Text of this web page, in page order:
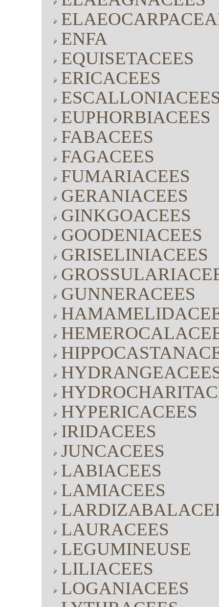
ENFA
EQUISETACEES
ERICACEES
EUPHORBIACEES
FABACEES
FAGACEES
FUMARIACEES
GERANIACEES
GINKGOACEES
GOODENIACEES
GRISELINIACEES
GUNNERACEES
HYPERICACEES
IRIDACEES
JUNCACEES
LABIACEES
LAMIACEES
LAURACEES
LEGUMINEUSE
LILIACEES
LOGANIACEES